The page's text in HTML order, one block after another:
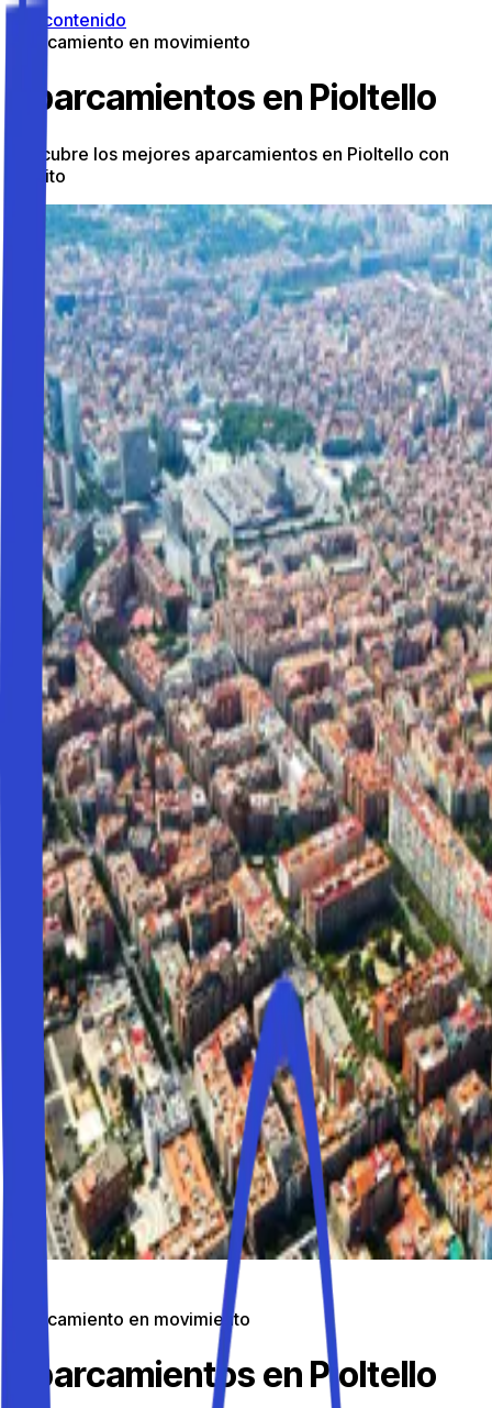
Ir al contenido
Aparcamiento en movimiento
Aparcamientos en Pioltello
Descubre los mejores aparcamientos en Pioltello con
Parkito
Aparcamiento en movimiento
Aparcamientos en Pioltello